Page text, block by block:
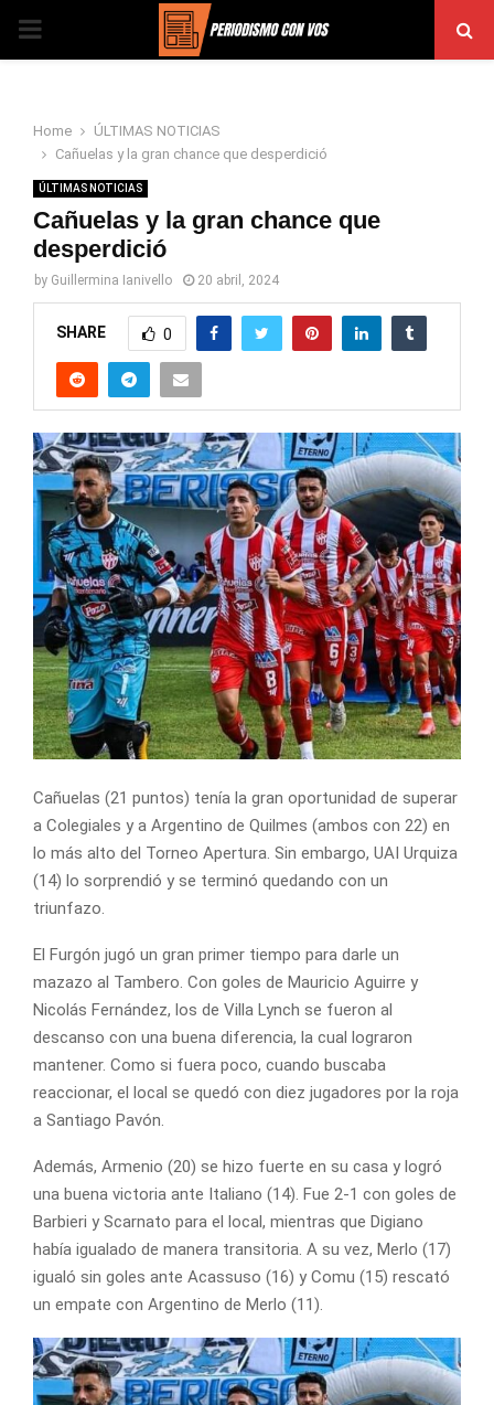
PRIMARY
Home
ÚLTIMAS NOTICIAS
Cañuelas y la gran chance que desperdició
ÚLTIMAS NOTICIAS
Cañuelas y la gran chance que
desperdició
by Guillermina Ianivello 20 abril, 2024
SHARE 0
Cañuelas (21 puntos) tenía la gran oportunidad de superar
a Colegiales y a Argentino de Quilmes (ambos con 22) en
lo más alto del Torneo Apertura. Sin embargo, UAI Urquiza
(14) lo sorprendió y se terminó quedando con un
triunfazo.
El Furgón jugó un gran primer tiempo para darle un
mazazo al Tambero. Con goles de Mauricio Aguirre y
Nicolás Fernández, los de Villa Lynch se fueron al
descanso con una buena diferencia, la cual lograron
mantener. Como si fuera poco, cuando buscaba
reaccionar, el local se quedó con diez jugadores por la roja
a Santiago Pavón.
Además, Armenio (20) se hizo fuerte en su casa y logró
una buena victoria ante Italiano (14). Fue 2-1 con goles de
Barbieri y Scarnato para el local, mientras que Digiano
había igualado de manera transitoria. A su vez, Merlo (17)
igualó sin goles ante Acassuso (16) y Comu (15) rescató
un empate con Argentino de Merlo (11).